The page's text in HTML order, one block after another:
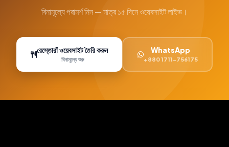
বিনামূল্যে পরামর্শ নিন — মাত্র ১৫ দিনে ওয়েবসাইট লাইভ।
রেস্তোরাঁ ওয়েবসাইট তৈরি করুন
বিনামূল্যে শুরু
WhatsApp
+880 1711-756175